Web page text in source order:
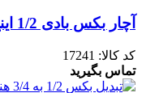
آچار بکس بادی 1/2 اینچ توسن مدل P0780IW
کد کالا: 17241
تماس بگیرید